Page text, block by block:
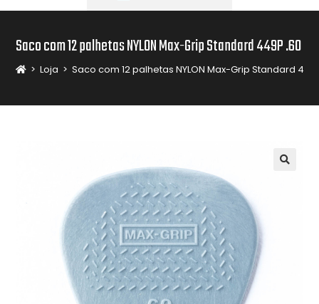
Saco com 12 palhetas NYLON Max-Grip Standard 449P .60
> Loja > Saco com 12 palhetas NYLON Max-Grip Standard